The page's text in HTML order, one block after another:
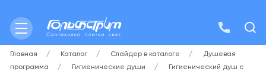
Главная Каталог Слайдер в каталоге
Душевая
программа
Гигиенические души
Гигиенический душ с